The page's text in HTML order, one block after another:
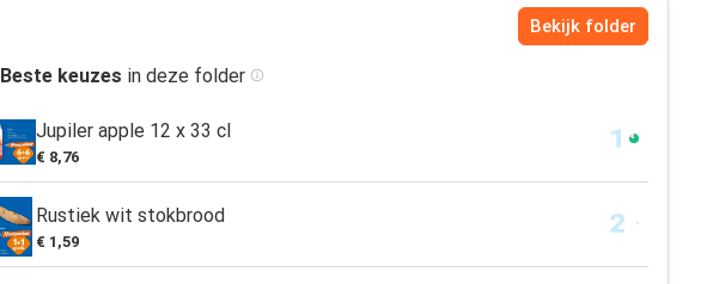
Bekijk folder
Beste keuzes in deze folder
Jupiler apple 12 x 33 cl
€ 8,76
Rustiek wit stokbrood
€ 1,59